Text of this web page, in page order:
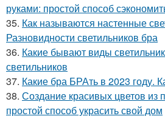
руками: простой способ
35. Как называются настенные
Разновидности светильников бра
36. Какие бывают виды
светильников
37. Какие бра БРАть в 2023 году.
38. Создание красивых цветов из
простой способ украсить свой дом